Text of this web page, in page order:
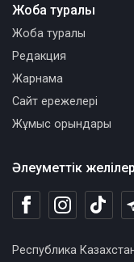
Әлеуметтік
Республика
Жоба туралы
Жоба туралы
Редакция
Жарнама
Сайт ережелері
Жұмыс орындары